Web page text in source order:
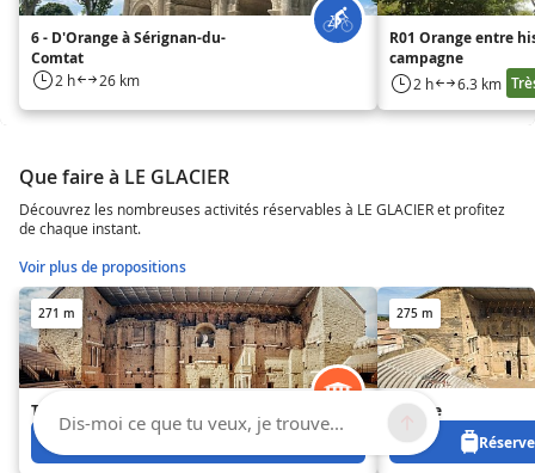
6 - D'Orange à Sérignan-du-
Comtat
2 h 26 km
R01 Orange entre
campagne
2 h 6.3 km
Que faire à LE GLACIER
Découvrez les nombreuses activités réservables à LE GLACIER et profitez
de chaque instant.
Voir plus de propositions
271 m
Théâtre Antique d'Orange
275 m
Orange
Dis-moi ce que tu veux, je trouve...